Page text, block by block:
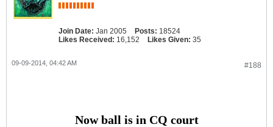
Join Date: Jan 2005 Posts: 18524
Likes Received: 16,152 Likes Given: 35
#188
09-09-2014, 04:42 AM
Now ball is in CQ court